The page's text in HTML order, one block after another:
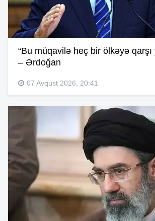
“Bu müqavilə heç bir ölkəyə qarşı
– Ərdoğan
07 Avqust 2026, 20:41